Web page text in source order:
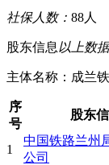
社保人数： 88人
股东信息 以上数
主体名称： 成兰
序
号
股东
1
中国铁路兰州
公司